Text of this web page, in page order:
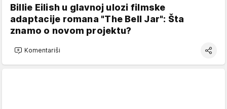
Billie Eilish u glavnoj ulozi filmske
adaptacije romana "The Bell Jar": Šta
znamo o novom projektu?
Komentariši